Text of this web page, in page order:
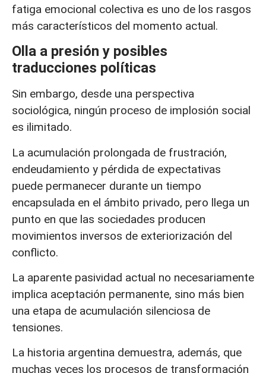
fatiga emocional colectiva es uno de los rasgos
más característicos del momento actual.
Olla a presión y posibles
traducciones políticas
Sin embargo, desde una perspectiva
sociológica, ningún proceso de implosión social
es ilimitado.
La acumulación prolongada de frustración,
endeudamiento y pérdida de expectativas
puede permanecer durante un tiempo
encapsulada en el ámbito privado, pero llega un
punto en que las sociedades producen
movimientos inversos de exteriorización del
conflicto.
La aparente pasividad actual no necesariamente
implica aceptación permanente, sino más bien
una etapa de acumulación silenciosa de
tensiones.
La historia argentina demuestra, además, que
muchas veces los procesos de transformación